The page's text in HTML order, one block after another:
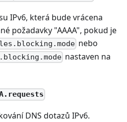
IPv6, která bude vrácena
požadavky "AAAA", pokud je
nebo
nastaven na
DNS dotazů IPv6.